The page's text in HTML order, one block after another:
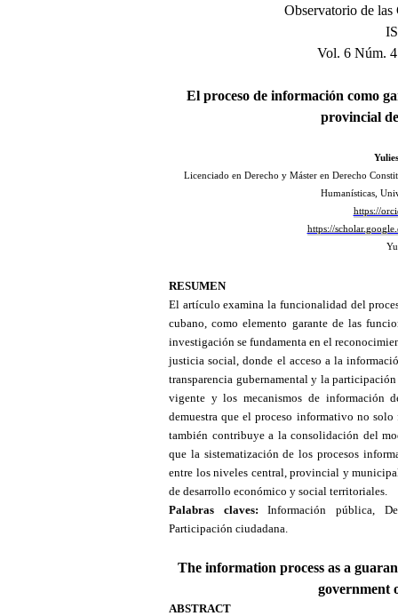
Observatorio de las
Vol. 6 Núm.
El proceso de información como
provincial
Licenciado en Derecho y Máster en Derecho
Humanísticas,
https://
https://
RESUMEN
El artículoexamina la funcionalidad del
cubano, como elemento garante de las
investigación se fundamenta en el
justicia social, donde el acceso a la
transparencia gubernamental y la
vigente y los mecanismos de información
demuestra que el proceso informativo no
también contribuye a la consolidación del
que la sistematización de los procesos
entre los niveles central, provincial y
de desarrollo económico y social territoriales.
Palabras claves:Información pública,
Participación ciudadana.
The information process as a
government
ABSTRACT